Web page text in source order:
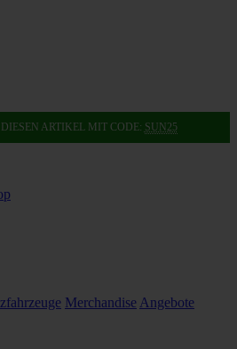
ARTIKEL MIT CODE: SUN25
Merchandise Angebote